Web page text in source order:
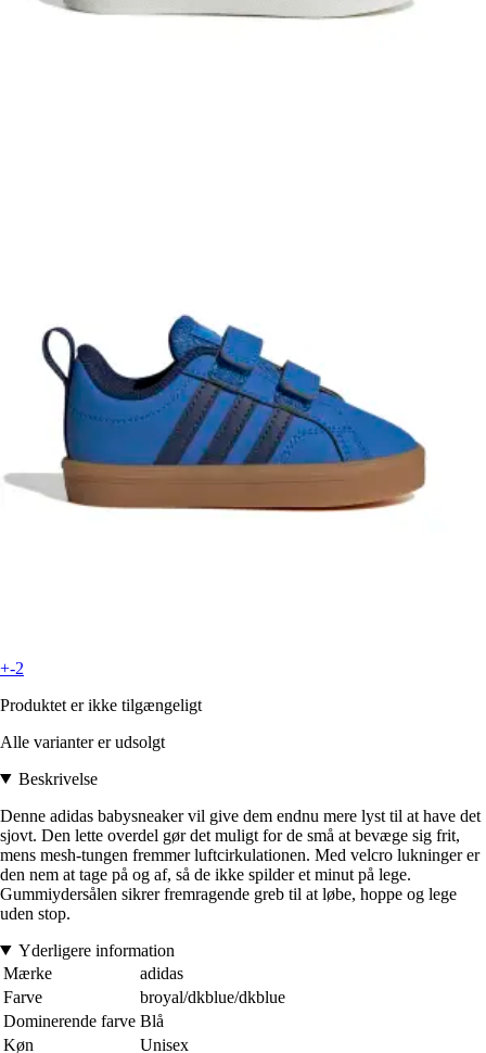
+-2
Produktet er ikke tilgængeligt
Alle varianter er udsolgt
Beskrivelse
Denne adidas babysneaker vil give dem endnu mere lyst til at have det
sjovt. Den lette overdel gør det muligt for de små at bevæge sig frit,
mens mesh-tungen fremmer luftcirkulationen. Med velcro lukninger er
den nem at tage på og af, så de ikke spilder et minut på lege.
Gummiydersålen sikrer fremragende greb til at løbe, hoppe og lege
uden stop.
Yderligere information
Mærke
adidas
Farve
broyal/dkblue/dkblue
Dominerende farve Blå
Køn
Unisex